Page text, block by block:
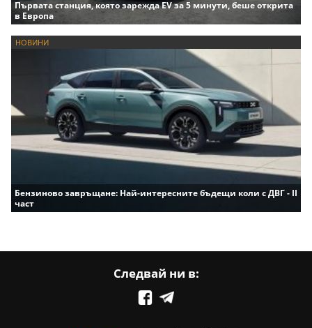
Първата станция, която зарежда EV за 5 минути, беше открита
в Европа
НОВИНИ
Бензиново завръщане: Най-интересните бъдещи коли с ДВГ - II
част
Следвай ни в: